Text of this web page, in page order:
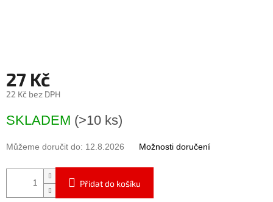
27 Kč
22 Kč bez DPH
cena:
SKLADEM (>10 ks)
Můžeme doručit do: 12.8.2026 Možnosti doručení
Přidat do košíku